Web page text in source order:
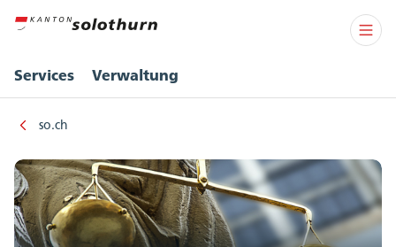
Services Verwaltung
so.ch